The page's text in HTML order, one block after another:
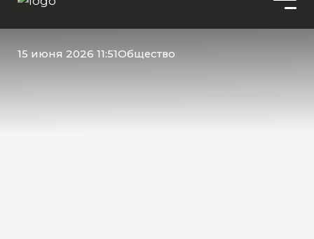
15 июня 2026 11:51Общество